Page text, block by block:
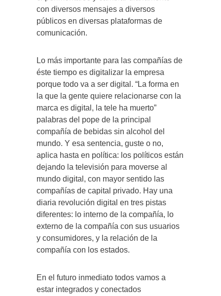
con diversos mensajes a diversos
públicos en diversas plataformas de
comunicación.
Lo más importante para las compañías de
éste tiempo es digitalizar la empresa
porque todo va a ser digital. “La forma en
la que la gente quiere relacionarse con la
marca es digital, la tele ha muerto”
palabras del pope de la principal
compañía de bebidas sin alcohol del
mundo. Y esa sentencia, guste o no,
aplica hasta en política: los políticos están
dejando la televisión para moverse al
mundo digital, con mayor sentido las
compañías de capital privado. Hay una
diaria revolución digital en tres pistas
diferentes: lo interno de la compañía, lo
externo de la compañía con sus usuarios
y consumidores, y la relación de la
compañía con los estados.
En el futuro inmediato todos vamos a
estar integrados y conectados